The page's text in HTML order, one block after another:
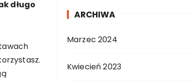
długo
ARCHIWA
Marzec 2024
Kwiecień 2023